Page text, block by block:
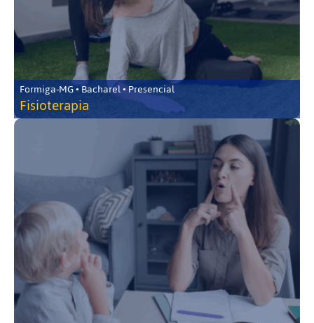
Formiga-MG • Bacharel • Presencial
Fisioterapia